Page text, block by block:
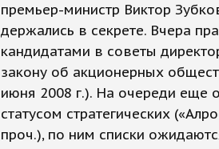
премьер-министр Виктор
держались в секрете. Вчера
кандидатами в советы
закону об акционерных
июня 2008 г.). На очереди еще
статусом стратегических
проч.), по ним списки